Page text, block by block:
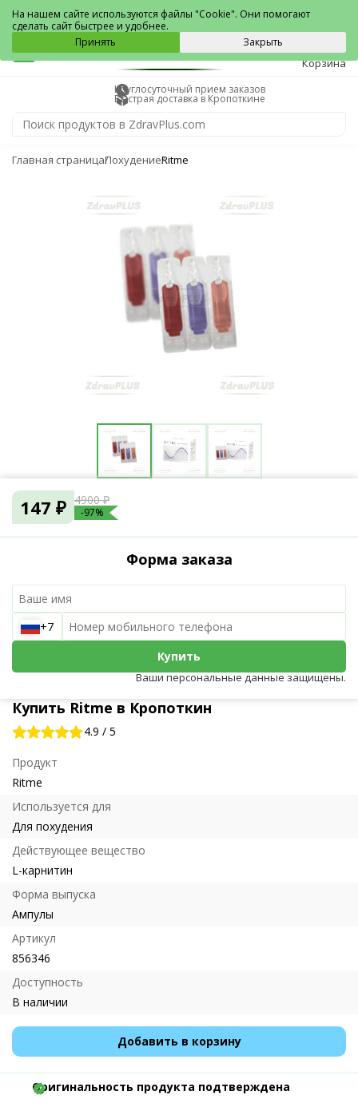
Кропоткин
0
Корзина
Круглосуточный прием заказов
Быстрая доставка в Кропоткине
Главная страницаПохудениеRitme
Купить Ritme в Кропоткин
4.9 / 5
Продукт
Ritme
Используется для
Для похудения
Действующее вещество
L-карнитин
Форма выпуска
Ампулы
Артикул
856346
Доступность
В наличии
Добавить в корзину
147 ₽ 4900 ₽
-97%
Форма заказа
+7
Купить
Ваши персональные данные защищены.
Оригинальность продукта подтверждена
На нашем сайте используются файлы "Cookie". Они помогают
сделать сайт быстрее и удобнее.
Принять
Закрыть